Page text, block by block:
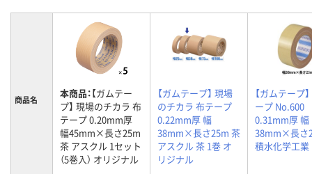
商品名 本商品：【ガムテー
プ】 現場のチカラ 布
テープ 0.20mm厚
幅45mm×長さ25m
茶 アスクル 1セット
（5巻入） オリジナル
【ガムテープ】 現場
のチカラ 布テープ
0.22mm厚 幅
38mm×長さ25m 茶
アスクル 茶 1巻 オ
リジナル
【ガムテープ
ープ No.600
0.31mm厚 幅
38mm×長さ
積水化学工業